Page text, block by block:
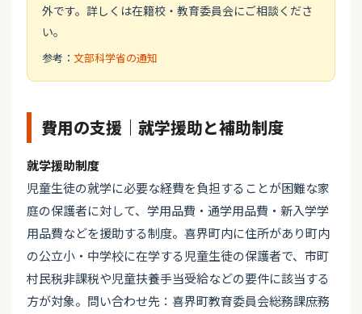
外です。詳しくは在籍校・教育委員会にご相談くださ
い。
参考： 文部科学省の通知
費用の支援｜就学援助と補助制度
就学援助制度
児童生徒の就学に必要な経費を負担することが困難な家
庭の保護者に対して、学用品費・通学用品費・新入学学
用品費などを援助する制度。喜界町内に住所があり町内
の公立小・中学校に在学する児童生徒の保護者で、市町
村民税非課税や児童扶養手当受給などの要件に該当する
方が対象。問い合わせ先：喜界町教育委員会総務課庶務